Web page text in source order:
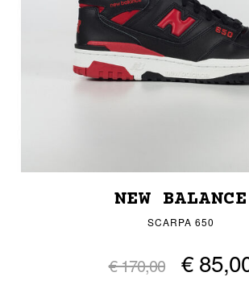
NEW BALANCE
SCARPA 650
€ 170,00 €